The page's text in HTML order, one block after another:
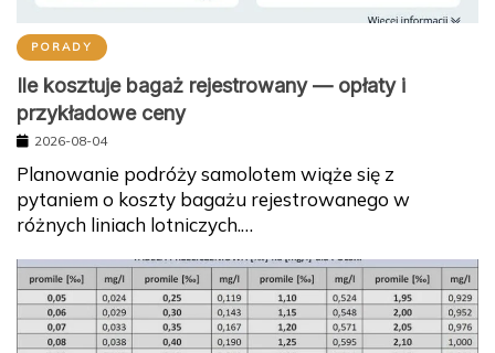
PORADY
Ile kosztuje bagaż rejestrowany — opłaty i
przykładowe ceny
2026-08-04
Planowanie podróży samolotem wiąże się z
pytaniem o koszty bagażu rejestrowanego w
różnych liniach lotniczych.…